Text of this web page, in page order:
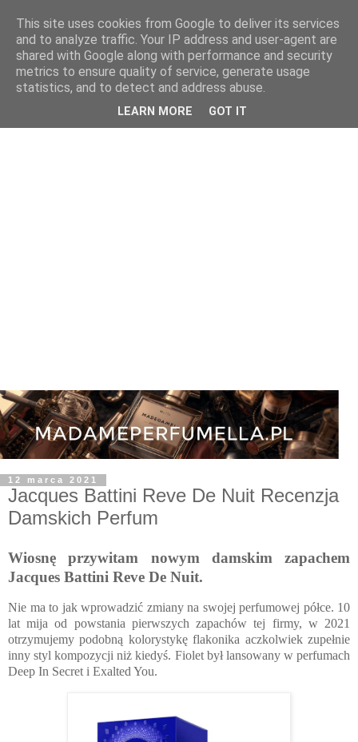
12 marca 2021
Jacques Battini Reve De Nuit Recenzja
Damskich Perfum
Wiosnę przywitam nowym damskim zapachem
Jacques Battini Reve De Nuit.
Nie ma to jak wprowadzić zmiany na swojej perfumowej półce. 10
lat mija od powstania pierwszych zapachów tej firmy, w 2021
otrzymujemy podobną kolorystykę flakonika aczkolwiek zupełnie
inny styl kompozycji niż kiedyś. Fiolet był lansowany w perfumach
Deep In Secret i Exalted You.
This site uses cookies from Google to deliver its services
and to analyze traffic. Your IP address and user-agent are
shared with Google along with performance and security
metrics to ensure quality of service, generate usage
statistics, and to detect and address abuse.
LEARN MORE GOT IT